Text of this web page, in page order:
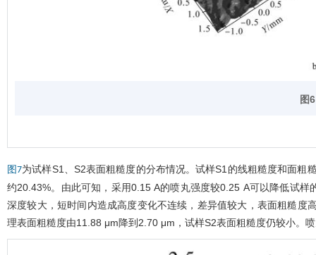
图
图7为试样S1、S2表面粗糙度的分布情况。试样S1的线粗糙度和面
约20.43%。由此可知，采用0.15 A的喷丸强度较0.25 A可以降低试
深度较大，短时间内造成高度变化不连续，差异值较大，表面粗糙
理表面粗糙度由11.88 μm降到2.70 μm，试样S2表面粗糙度仍较小。